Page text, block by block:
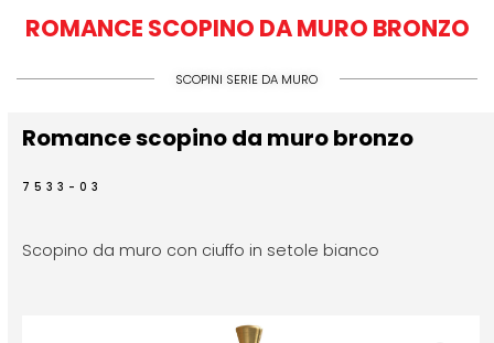
ROMANCE SCOPINO DA MURO BRONZO
SCOPINI SERIE DA MURO
Romance scopino da muro bronzo
7533-03
Scopino da muro con ciuffo in setole bianco